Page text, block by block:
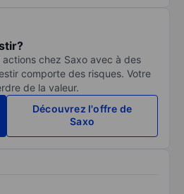
chez Saxo avec à des
comporte des risques. Votre
de la valeur.
Découvrez l'offre de
Saxo